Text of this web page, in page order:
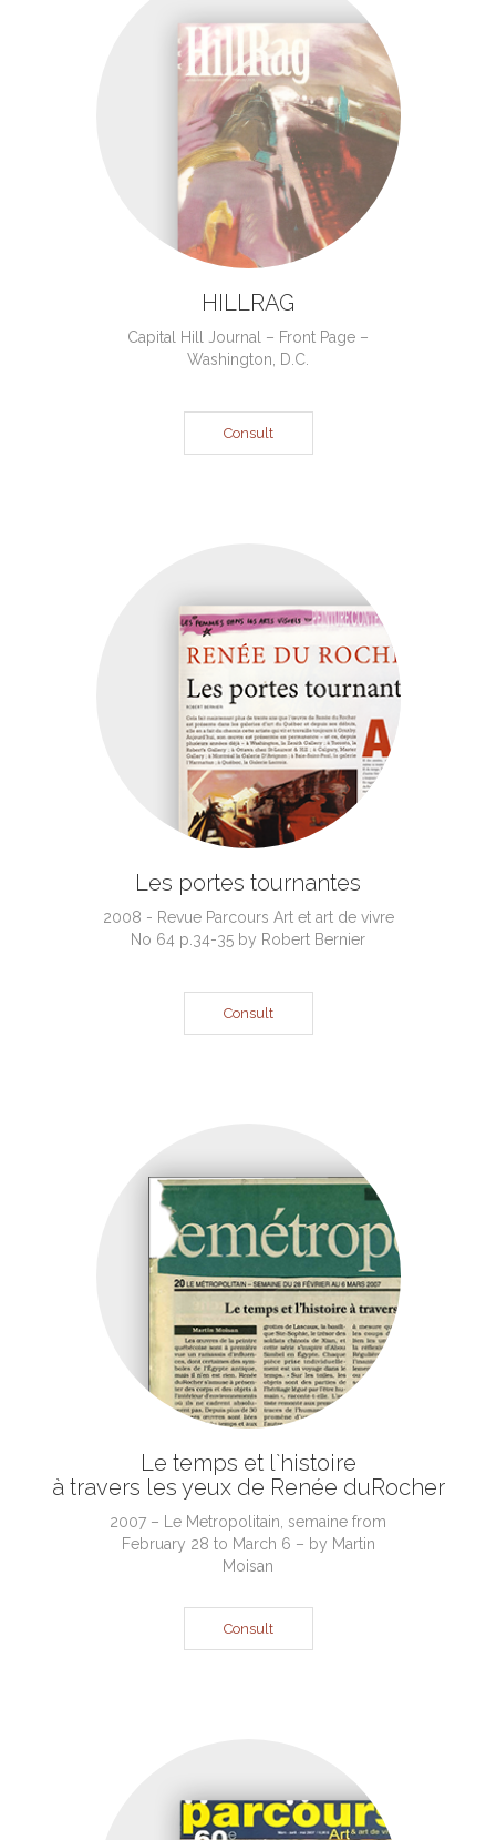
HILLRAG
Capital Hill Journal – Front Page –
Washington, D.C.
Consult
Les portes tournantes
2008 - Revue Parcours Art et art de vivre
No 64 p.34-35 by Robert Bernier
Consult
Le temps et l`histoire
à travers les yeux de Renée duRocher
2007 – Le Metropolitain, semaine from
February 28 to March 6 – by Martin
Moisan
Consult